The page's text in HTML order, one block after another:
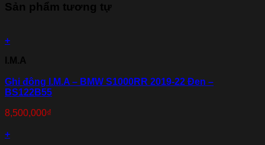
Sản phẩm tương tự
+
I.M.A
Ghi đông I.M.A – BMW S1000RR 2019-22 Đen –
BS122B55
8,500,000₫
+